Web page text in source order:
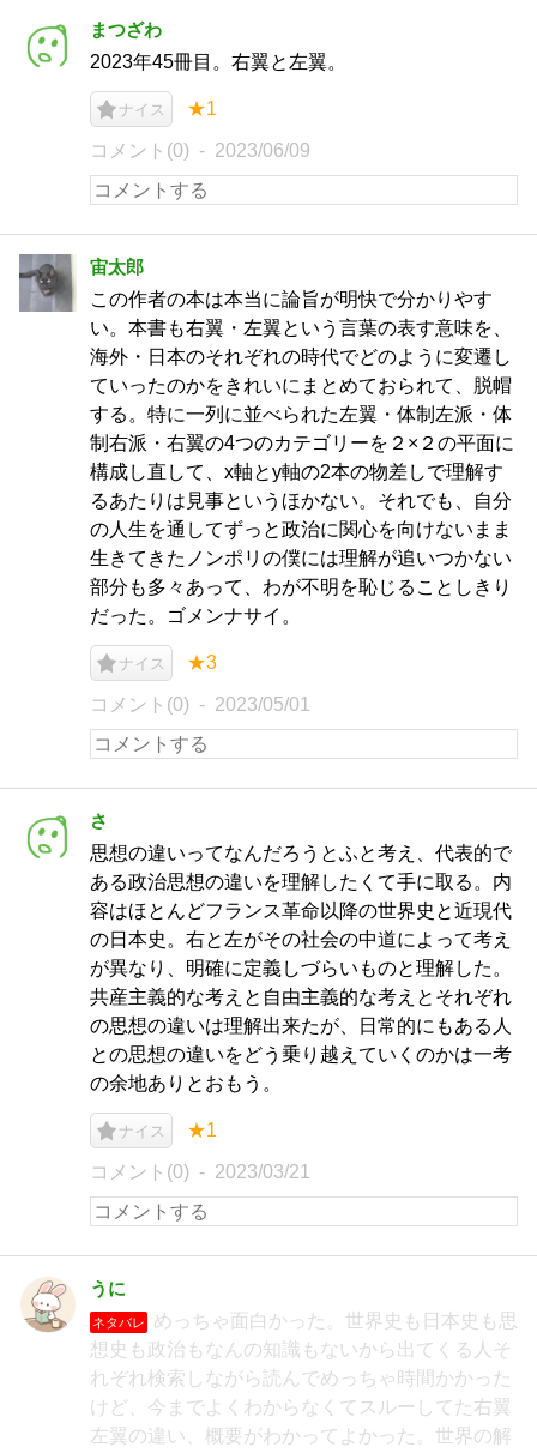
まつざわ
2023年45冊目。右翼と左翼。
ナイス ★1
コメント(0) 2023/06/09
宙太郎
この作者の本は本当に論旨が明快で分かりやす
い。本書も右翼・左翼という言葉の表す意味を、
海外・日本のそれぞれの時代でどのように変遷し
ていったのかをきれいにまとめておられて、脱帽
する。特に一列に並べられた左翼・体制左派・体
制右派・右翼の4つのカテゴリーを２×２の平面に
構成し直して、x軸とy軸の2本の物差しで理解す
るあたりは見事というほかない。それでも、自分
の人生を通してずっと政治に関心を向けないまま
生きてきたノンポリの僕には理解が追いつかない
部分も多々あって、わが不明を恥じることしきり
だった。ゴメンナサイ。
ナイス ★3
コメント(0) 2023/05/01
さ
思想の違いってなんだろうとふと考え、代表的で
ある政治思想の違いを理解したくて手に取る。内
容はほとんどフランス革命以降の世界史と近現代
の日本史。右と左がその社会の中道によって考え
が異なり、明確に定義しづらいものと理解した。
共産主義的な考えと自由主義的な考えとそれぞれ
の思想の違いは理解出来たが、日常的にもある人
との思想の違いをどう乗り越えていくのかは一考
の余地ありとおもう。
ナイス ★1
コメント(0) 2023/03/21
うに
ネタバレ
めっちゃ面白かった。世界史も日本史も思
想史も政治もなんの知識もないから出てくる人そ
れぞれ検索しながら読んでめっちゃ時間かかった
けど、今までよくわからなくてスルーしてた右翼
左翼の違い、概要がわかってよかった。世界の解